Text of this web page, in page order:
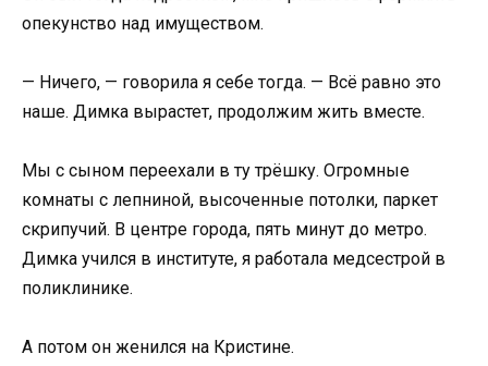
опекунство над имуществом.
— Ничего, — говорила я себе тогда. — Всё равно это
наше. Димка вырастет, продолжим жить вместе.
Мы с сыном переехали в ту трёшку. Огромные
комнаты с лепниной, высоченные потолки, паркет
скрипучий. В центре города, пять минут до метро.
Димка учился в институте, я работала медсестрой в
поликлинике.
А потом он женился на Кристине.